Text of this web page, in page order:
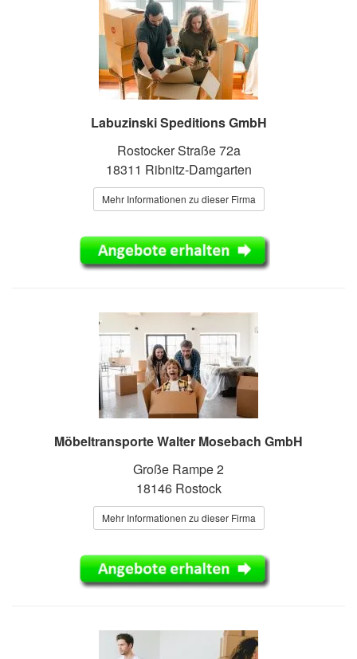
Labuzinski Speditions GmbH
Rostocker Straße 72a
18311 Ribnitz-Damgarten
Mehr Informationen zu dieser Firma
Möbeltransporte Walter Mosebach GmbH
Große Rampe 2
18146 Rostock
Mehr Informationen zu dieser Firma